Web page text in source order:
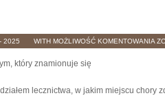
2025 WITH MOŻLIWOŚĆ KOMENTOWANIA
który znamionuje się
lecznictwa, w jakim miejscu chory